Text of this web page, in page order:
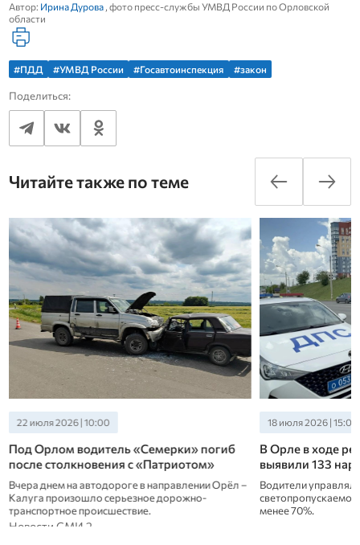
Автор: Ирина Дурова, фото пресс-службы УМВД России по Орловской
области
#ПДД #УМВД России #Госавтоинспекция #закон
Поделиться:
Читайте также по теме
22 июля 2026 | 10:00
Под Орлом водитель «Семерки» погиб
после столкновения с «Патриотом»
Вчера днем на автодороге в направлении Орёл –
Калуга произошло серьезное дорожно-
транспортное происшествие.
18 июля 2026 | 15:00
В Орле в ходе
выявили 133
Водители
менее 70%.
Новости СМИ 2